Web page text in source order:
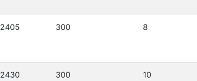
2405 300 8
2430 300 10